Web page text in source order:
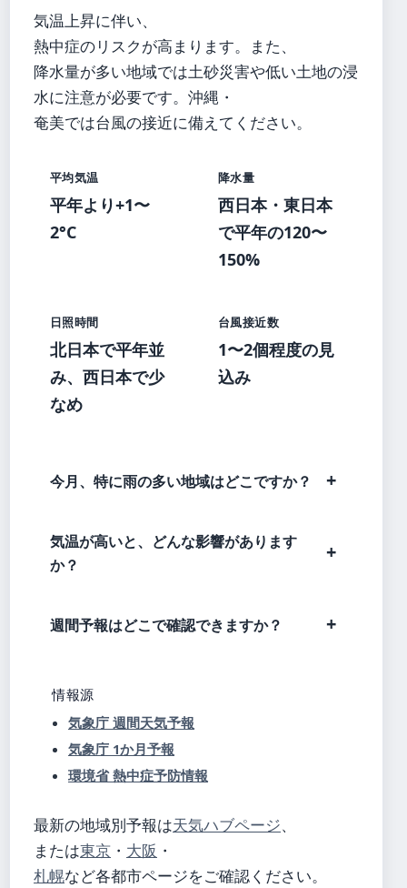
気温上昇に伴い、
熱中症のリスクが高まります。また、
降水量が多い地域では土砂災害や低い土地の浸
水に注意が必要です。沖縄・
奄美では台風の接近に備えてください。
平均気温
平年より+1〜
2°C
降水量
西日本・東日本
で平年の120〜
150%
日照時間
北日本で平年並
み、西日本で少
なめ
台風接近数
1〜2個程度の見
込み
今月、特に雨の多い地域はどこですか？
気温が高いと、どんな影響があります
か？
週間予報はどこで確認できますか？
情報源
気象庁 週間天気予報
気象庁 1か月予報
環境省 熱中症予防情報
最新の地域別予報は天気ハブページ、
または東京 ・ 大阪 ・
札幌など各都市ページをご確認ください。